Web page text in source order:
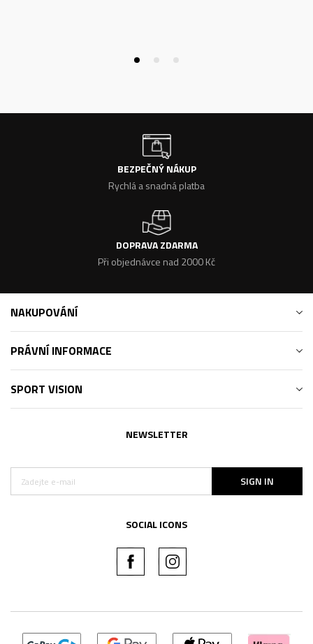
BEZPEČNÝ NÁKUP
Rychlá a snadná platba
DOPRAVA ZDARMA
Při objednávce nad 2000 Kč
NAKUPOVÁNÍ
PRÁVNÍ INFORMACE
SPORT VISION
NEWSLETTER
SIGN IN
SOCIAL ICONS